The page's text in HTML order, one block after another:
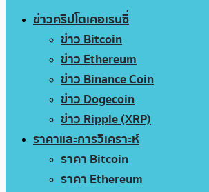
ข่าวคริปโตเคอเรนซี่
ข่าว Bitcoin
ข่าว Ethereum
ข่าว Binance Coin
ข่าว Dogecoin
ข่าว Ripple (XRP)
ราคาและการวิเคราะห์
ราคา Bitcoin
ราคา Ethereum